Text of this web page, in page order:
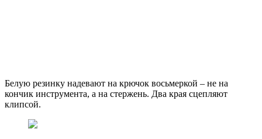
Белую резинку надевают на крючок восьмеркой – не на
кончик инструмента, а на стержень. Два края сцепляют
клипсой.